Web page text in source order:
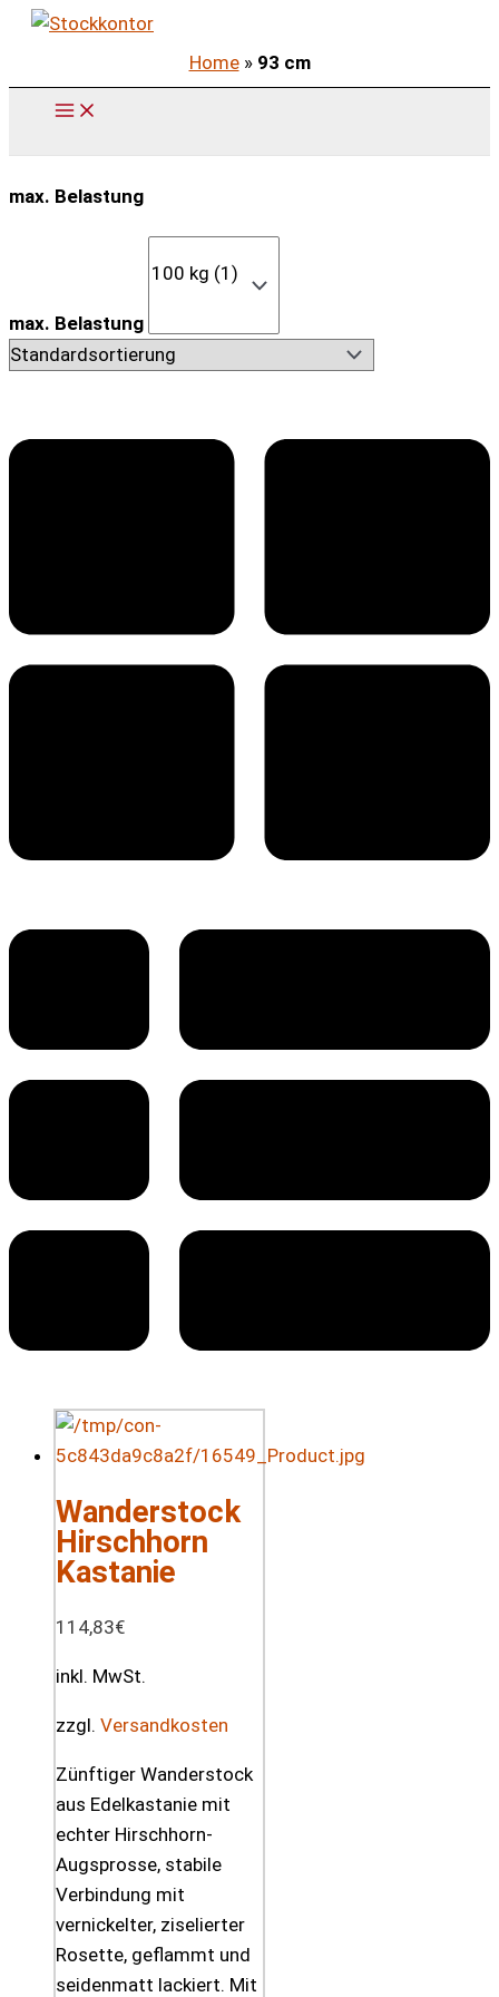
Zum
springen
Home» 93 cm
max. Belastung
max. Belastung
Wanderstock
Hirschhorn
Kastanie
114,83€
inkl. MwSt.
zzgl. Versandkosten
Zünftiger Wanderstock
aus Edelkastanie mit
echter Hirschhorn-
Augsprosse, stabile
Verbindung mit
vernickelter, ziselierter
Rosette, geflammt und
seidenmatt lackiert. Mit